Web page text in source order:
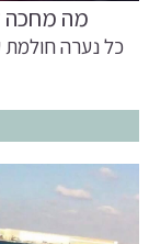
מה מחכה
כל נערה חולמת